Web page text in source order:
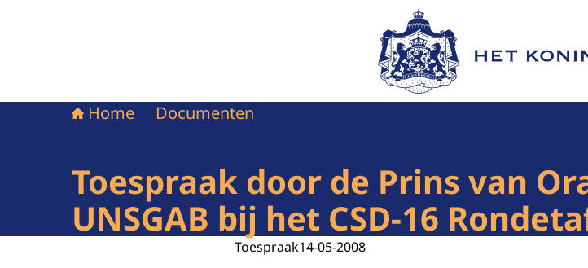
Naar de homepage van Het
Home Documenten
Toespraak door de Prins van
UNSGAB bij het CSD-16
Toespraak14-05-2008